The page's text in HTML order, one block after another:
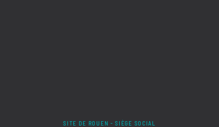
SITE DE ROUEN - SIÈGE SOCIAL